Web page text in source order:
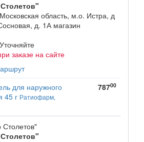
область, м.о. Истра, д
д. 1А магазин
Уточняйте
заказе на сайте
для наружного
45 г Ратиофарм,
78700